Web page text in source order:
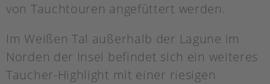
von Tauchtouren angefüttert werden.
Im Weißen Tal außerhalb der Lagune im
Norden der Insel befindet sich ein weiteres
Taucher-Highlight mit einer riesigen